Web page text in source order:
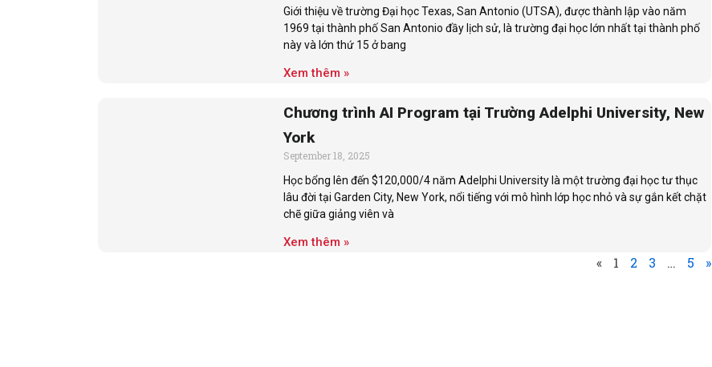
Giới thiệu về trường Đại học Texas, San Antonio (UTSA), được thành lập vào năm
1969 tại thành phố San Antonio đầy lịch sử, là trường đại học lớn nhất tại thành phố
này và lớn thứ 15 ở bang
Xem thêm »
Chương trình AI Program tại Trường Adelphi University, New
York
September 18, 2025
Học bổng lên đến $120,000/4 năm Adelphi University là một trường đại học tư thục
lâu đời tại Garden City, New York, nổi tiếng với mô hình lớp học nhỏ và sự gắn kết chặt
chẽ giữa giảng viên và
Xem thêm »
« 1 2 3 … 5 »